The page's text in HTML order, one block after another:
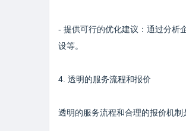
- 提供可行的优化建议：通过分析
设等。
4. 透明的服务流程和报价
透明的服务流程和合理的报价机